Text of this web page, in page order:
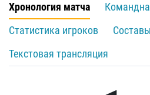
Хронология матча
Статистика игроков
Составы
Текстовая трансляция